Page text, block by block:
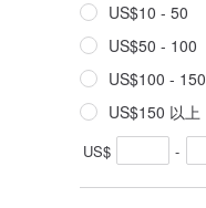
US$10 - 50
US$50 - 100
US$100 - 150
US$150 以上
US$ -